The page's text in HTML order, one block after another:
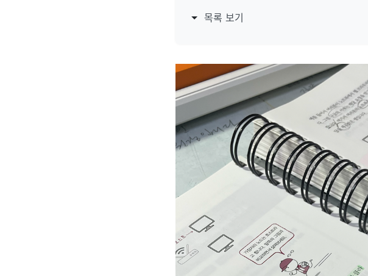
목록 보기